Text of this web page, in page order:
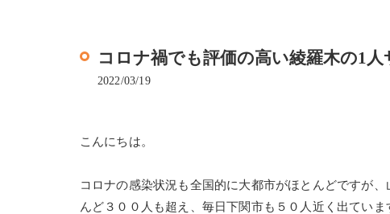
コロナ禍でも評価の高い綾羅木の1人
2022/03/19
こんにちは。
コロナの感染状況も全国的に大都市がほとんどですが
んど３００人も超え、毎日下関市も５０人近く出てい